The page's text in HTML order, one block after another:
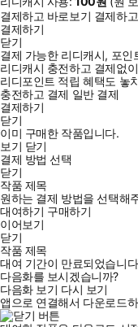
결제하고 바로보기 결제하
결제하기
닫기
결제 가능한 리디캐시, 포인
리디캐시 충전하고 결제없
리디포인트 적립 혜택도 놓
충전하고 결제 일반 결제
결제하기
닫기
이미 구매한 작품입니다.
보기 닫기
결제 방법 선택
닫기
작품 제목
원하는 결제 방법을 선택해
대여하기 구매하기
이어보기
닫기
작품 제목
대여 기간이 만료되었습니
다음화를 보시겠습니까?
다음화 보기 다시 보기
앱으로 연결해서 다운로드